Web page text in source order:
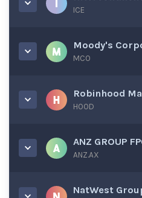
ICE
Moody's
MCO
Robinhood
HOOD
ANZ GROUP
ANZ.AX
NatWest